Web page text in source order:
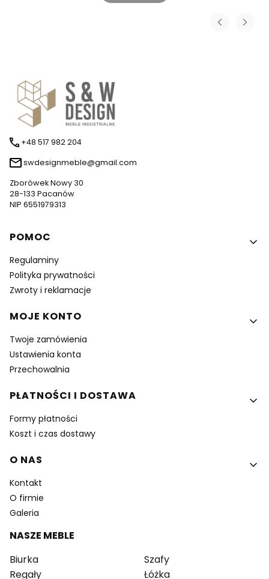
+48 517 982 204
swdesignmeble@gmail.com
Zborówek Nowy 30
28-133 Pacanów
NIP 6551979313
Linki w stopce
POMOC
Regulaminy
Polityka prywatności
Zwroty i reklamacje
MOJE KONTO
Twoje zamówienia
Ustawienia konta
Przechowalnia
PŁATNOŚCI I DOSTAWA
Formy płatności
Koszt i czas dostawy
O NAS
Kontakt
O firmie
Galeria
NASZE MEBLE
Biurka
Regały
Szafy
Łóżka